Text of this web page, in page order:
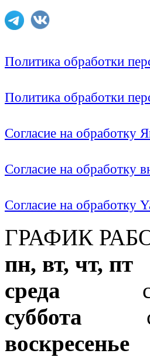
Политика обработки
Политика обработки
Согласие на обработку
Согласие на
Согласие на обработку
ГРАФИК
пн, вт, чт, пт
среда с
суббота с
воскресенье